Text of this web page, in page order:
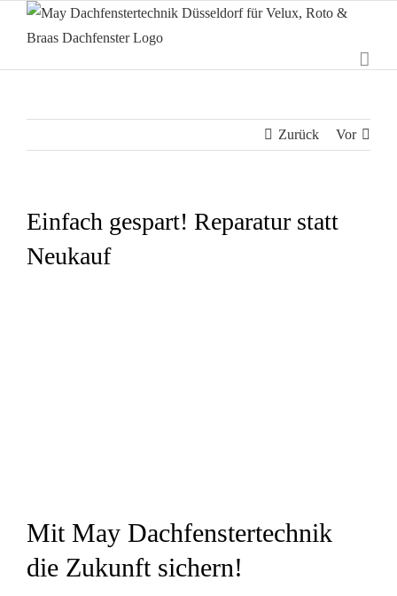
Inhalt
Zurück Vor
Einfach gespart! Reparatur statt
Neukauf
Mit May Dachfenstertechnik
die Zukunft sichern!